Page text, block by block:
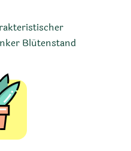
Blütenstand